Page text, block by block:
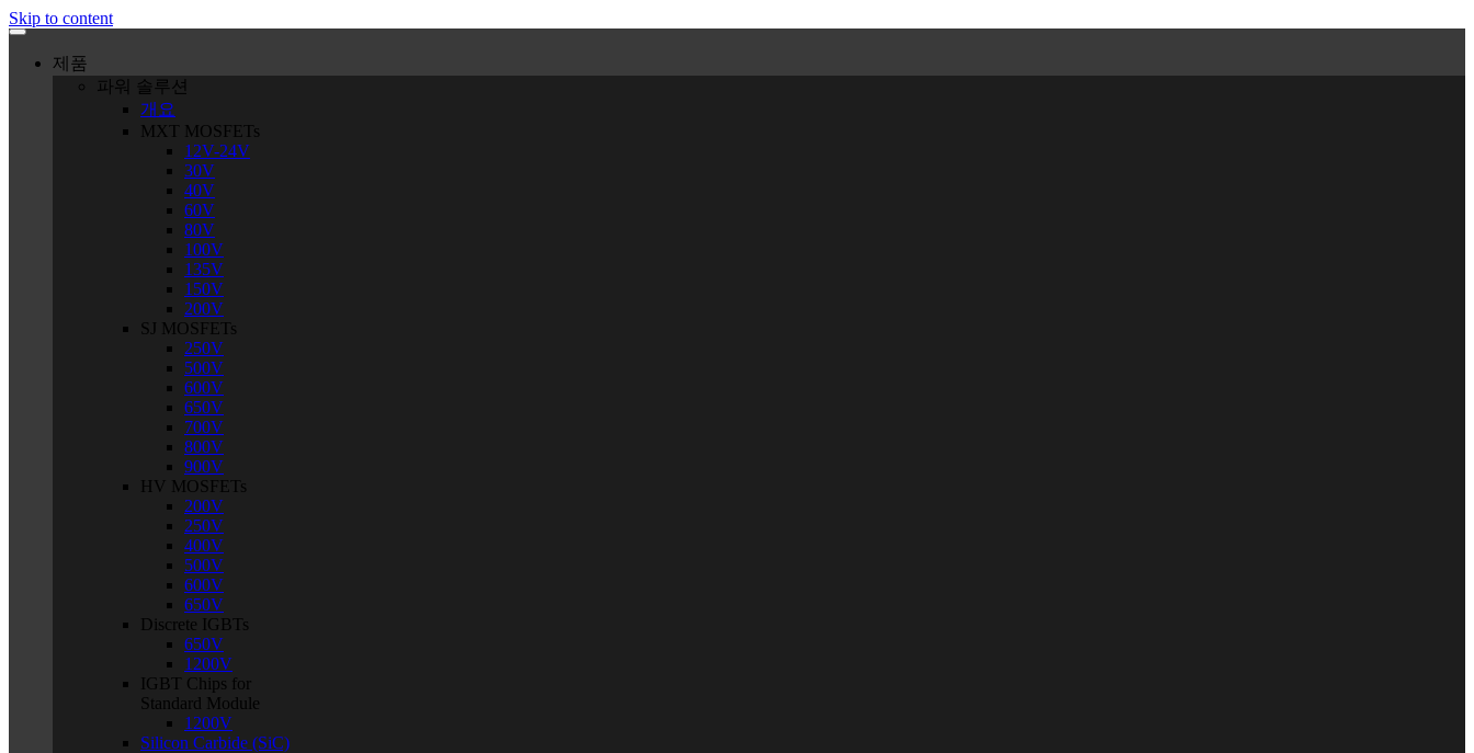
Skip to content
제품
파워 솔루션
개요
MXT MOSFETs
12V-24V
30V
40V
60V
80V
100V
135V
150V
200V
SJ MOSFETs
250V
500V
600V
650V
700V
800V
900V
HV MOSFETs
200V
250V
400V
500V
600V
650V
Discrete IGBTs
650V
1200V
IGBT Chips for
Standard Module
1200V
Silicon Carbide (SiC)